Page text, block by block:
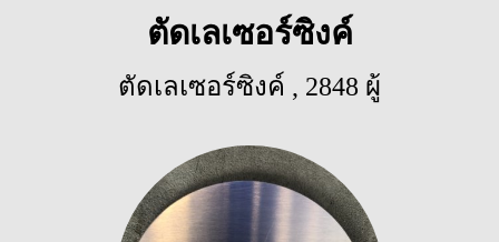
ตัดเลเซอร์ซิงค์
ตัดเลเซอร์ซิงค์ , 2848 ผู้